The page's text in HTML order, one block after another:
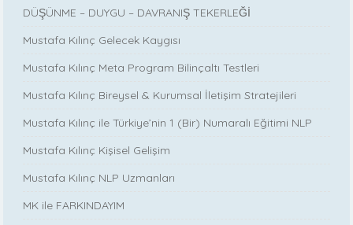
DÜŞÜNME – DUYGU – DAVRANIŞ TEKERLEĞİ
Mustafa Kılınç Gelecek Kaygısı
Mustafa Kılınç Meta Program Bilinçaltı Testleri
Mustafa Kılınç Bireysel & Kurumsal İletişim Stratejileri
Mustafa Kılınç ile Türkiye’nin 1 (Bir) Numaralı Eğitimi NLP
Mustafa Kılınç Kişisel Gelişim
Mustafa Kılınç NLP Uzmanları
MK ile FARKINDAYIM